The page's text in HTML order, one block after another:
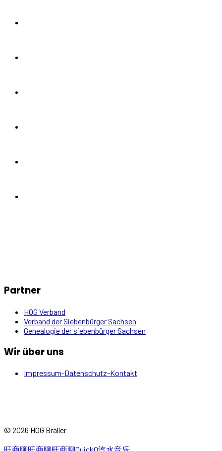
Partner
HOG Verband
Verband der Siebenbürger Sachsen
Genealogie der siebenbürger Sachsen
Wir über uns
Impressum-Datenschutz-Kontakt
© 2026 HOG Braller